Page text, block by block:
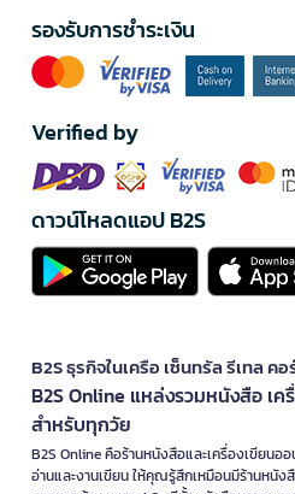
รองรับการชำระเงิน
Verified by
ดาวน์โหลดแอป B2S
B2S ธุรกิจในเครือ เซ็นทรัล รีเทล ค
B2S Online แหล่งรวมหนังสือ เค
สำหรับทุกวัย
B2S Online คือร้านหนังสือและเครื่องเขียนอ
อ่านและงานเขียน ให้คุณรู้สึกเหมือนมีร้านหนั